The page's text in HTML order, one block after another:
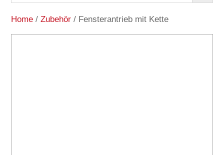
Home /Zubehör / Fensterantrieb mit Kette